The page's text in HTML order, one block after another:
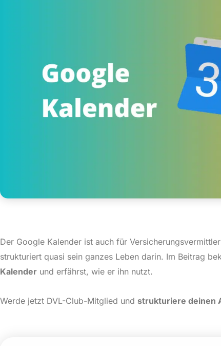
Der Google Kalender ist auch für
strukturiert quasi sein ganzes Leben darin. Im Beitrag
Kalender und erfährst, wie er ihn nutzt.
Werde jetzt DVL-Club-Mitglied und strukturiere deinen